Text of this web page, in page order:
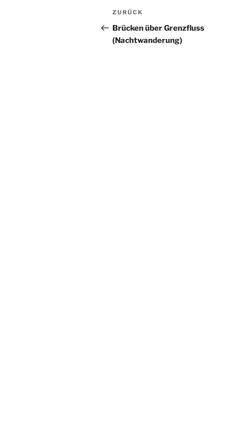
Beitragsnavigation
Vorheriger
Beitrag
ZURÜCK
Brücken über Grenzfluss
(Nachtwanderung)